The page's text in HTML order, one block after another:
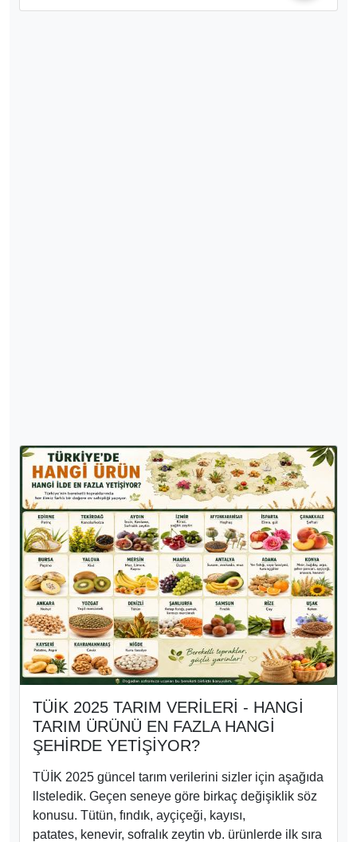
TÜİK 2025 TARIM VERİLERİ - HANGİ
TARIM ÜRÜNÜ EN FAZLA HANGİ
ŞEHİRDE YETİŞİYOR?
TÜİK 2025 güncel tarım verilerini sizler için aşağıda
llsteledik. Geçen seneye göre birkaç değişiklik söz
konusu. Tütün, fındık, ayçiçeği, kayısı,
patates, kenevir, sofralık zeytin vb. ürünlerde ilk sıra